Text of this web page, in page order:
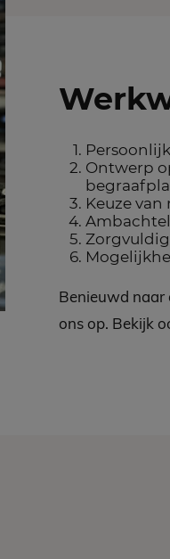
Ontwerp
Keuze
Benieuwd naar
ons op. Bekijk